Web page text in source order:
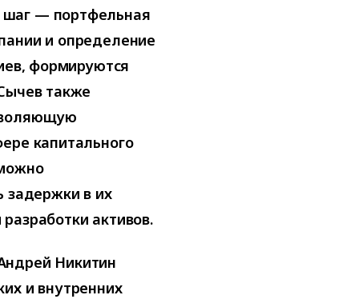
— портфельная
и определение
формируются
также
капитального
задержки в их
активов.
Никитин
и внутренних